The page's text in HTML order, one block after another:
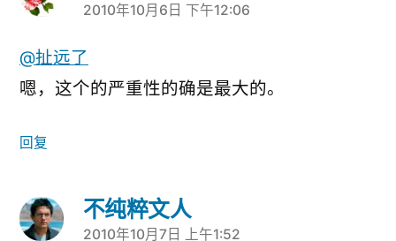
说：
2010年10月6日 下午12:06
@扯远了
嗯，这个的严重性的确是最大的。
回复
不纯粹文人
2010年10月7日 上午1:52